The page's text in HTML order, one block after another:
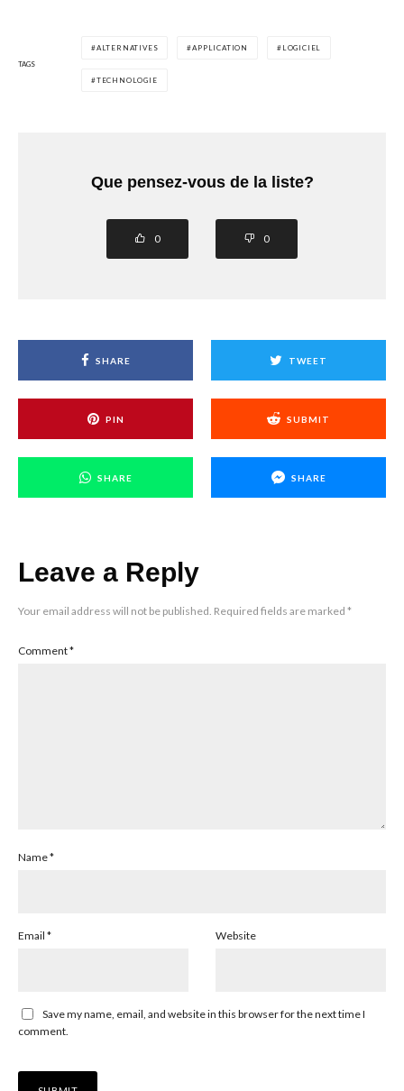
TAGS
ALTERNATIVES APPLICATION LOGICIEL
TECHNOLOGIE
Que pensez-vous de la liste?
0 0
SHARE TWEET
PIN SUBMIT
SHARE SHARE
Leave a Reply
Your email address will not be published. Required fields are marked *
Comment*
Name*
Email * Website
Save my name, email, and website in this browser for the next time I
comment.